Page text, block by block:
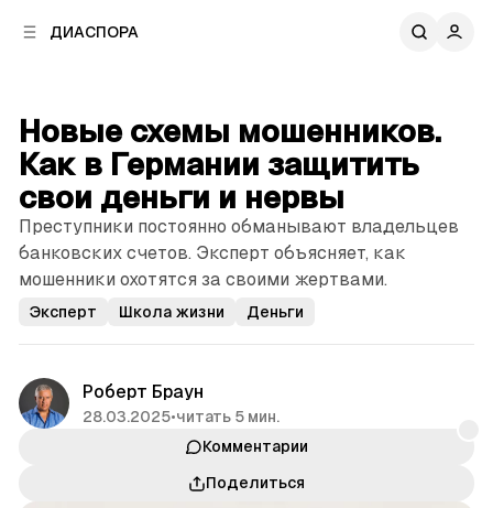
ДИАСПОРА
Новые схемы мошенников.
Как в Германии защитить
свои деньги и нервы
Преступники постоянно обманывают владельцев
банковских счетов. Эксперт объясняет, как
мошенники охотятся за своими жертвами.
Эксперт Школа жизни Деньги
Роберт Браун
28.03.2025•читать 5 мин.
Комментарии
Поделиться